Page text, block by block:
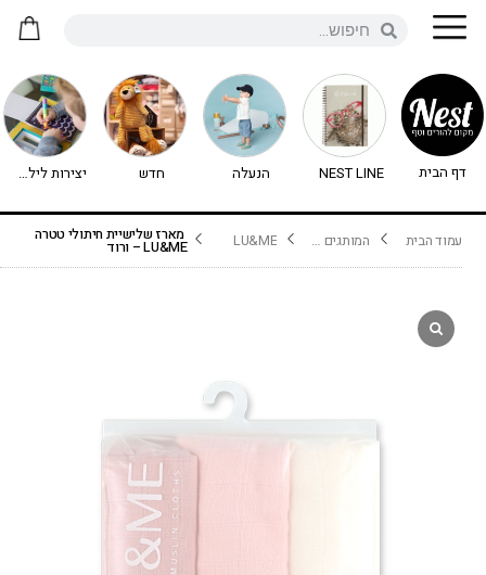
דף הבית NEST LINE הנעלה חדש יצירות לילדים - יצירה לילדים
עמוד הבית המותגים שלנו LU&ME מארז שלישיית חיתולי טטרה
LU&ME – ורוד